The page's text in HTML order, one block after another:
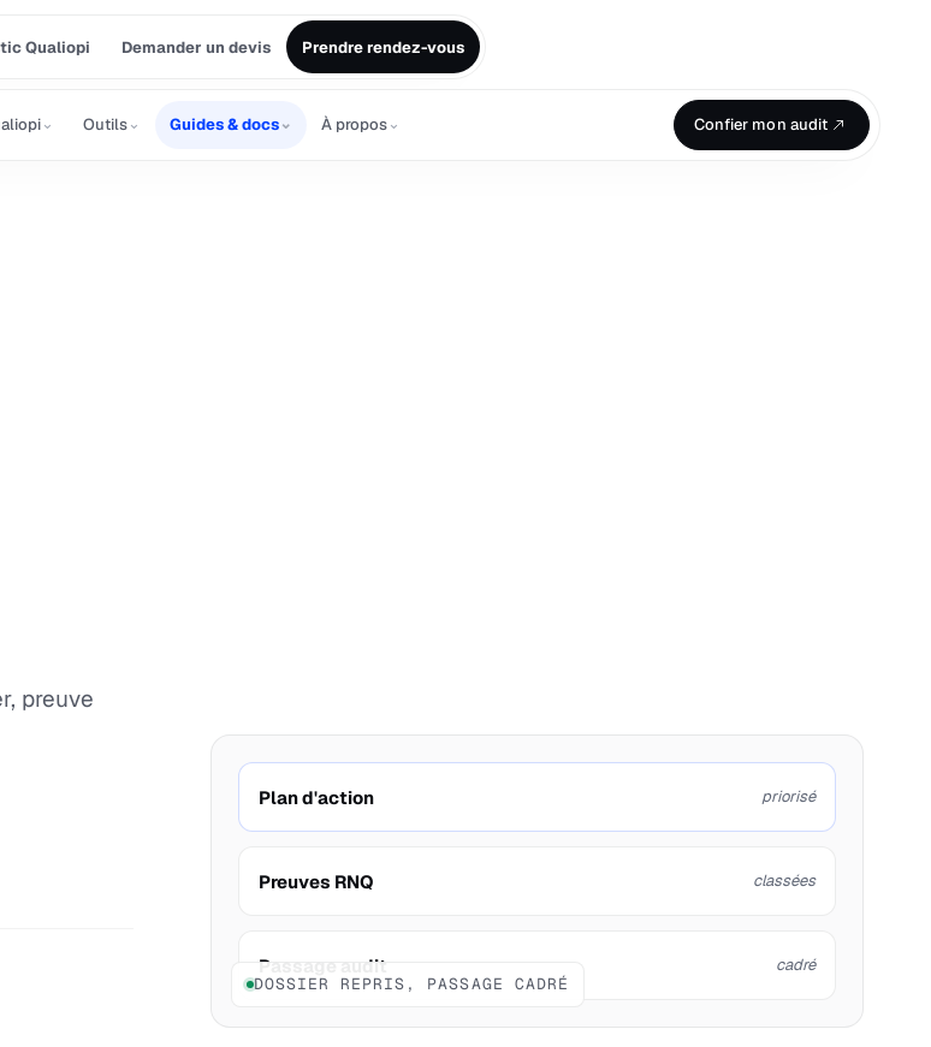
Qualiopi Demander un devis Prendre rendez-vous
⌄ Outils⌄ Guides & docs⌄ À propos⌄ Confier mon audit
preuve
Plan d'action priorisé
Preuves RNQ classées
Passage audit
cadré
DOSSIER REPRIS, PASSAGE CADRÉ